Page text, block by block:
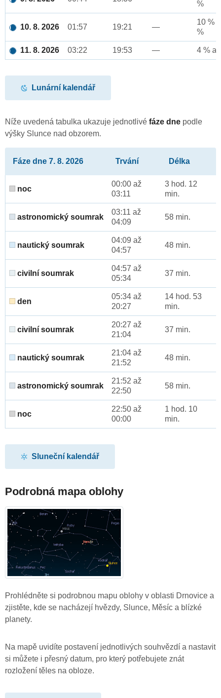
%
10. 8. 2026 01:57 19:21 —
10 %
%
11. 8. 2026 03:22 19:53 — 4 %
Lunární kalendář
Níže uvedená tabulka ukazuje jednotlivé fáze dne podle
výšky Slunce nad obzorem.
Fáze dne 7. 8. 2026 Trvání Délka
noc
00:00 až
03:11
3 hod. 12
min.
astronomický soumrak
03:11 až
04:09
58 min.
nautický soumrak
04:09 až
04:57
48 min.
civilní soumrak
04:57 až
05:34
37 min.
den
05:34 až
20:27
14 hod. 53
min.
civilní soumrak
20:27 až
21:04
37 min.
nautický soumrak
21:04 až
21:52
48 min.
astronomický soumrak
21:52 až
22:50
58 min.
noc
22:50 až
00:00
1 hod. 10
min.
Sluneční kalendář
Podrobná mapa oblohy
Prohlédněte si podrobnou mapu oblohy v oblasti Drnovice a
zjistěte, kde se nacházejí hvězdy, Slunce, Měsíc a blízké
planety.
Na mapě uvidíte postavení jednotlivých souhvězdí a nastavit
si můžete i přesný datum, pro který potřebujete znát
rozložení těles na obloze.